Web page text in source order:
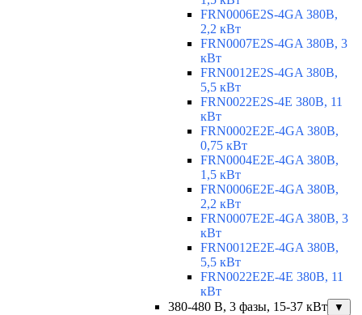
FRN0006E2S-4GA 380В,
2,2 кВт
FRN0007E2S-4GA 380В, 3
кВт
FRN0012E2S-4GA 380В,
5,5 кВт
FRN0022E2S-4E 380В, 11
кВт
FRN0002E2E-4GA 380В,
0,75 кВт
FRN0004E2E-4GA 380В,
1,5 кВт
FRN0006E2E-4GA 380В,
2,2 кВт
FRN0007E2E-4GA 380В, 3
кВт
FRN0012E2E-4GA 380В,
5,5 кВт
FRN0022E2E-4E 380В, 11
кВт
380-480 В, 3 фазы, 15-37 кВт
▼